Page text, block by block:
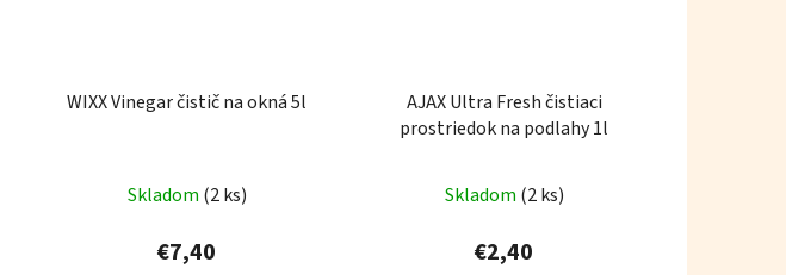
WIXX Vinegar čistič na okná 5l
Skladom (2 ks)
€7,40
AJAX Ultra Fresh čistiaci
prostriedok na podlahy 1l
Skladom (2 ks)
€2,40